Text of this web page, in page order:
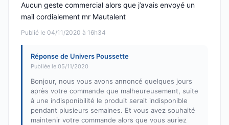
Publié le 04/11/2020 à 16h34
Aucun geste commercial alors que j’avais envoyé un
mail cordialement mr Mautalent
Réponse de Univers Poussette
Publiée le 05/11/2020
Bonjour, nous vous avons annoncé quelques jours
après votre commande que malheureusement, suite
à une indisponibilité le produit serait indisponible
pendant plusieurs semaines. Et vous avez souhaité
maintenir votre commande alors que vous auriez